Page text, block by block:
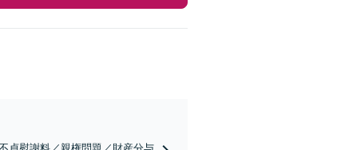
貞慰謝料／親権問題／財産分与